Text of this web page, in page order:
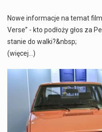
Nowe informacje na temat
Verse” - kto podłoży głos za
stanie do walki?&nbsp;
(więcej…)